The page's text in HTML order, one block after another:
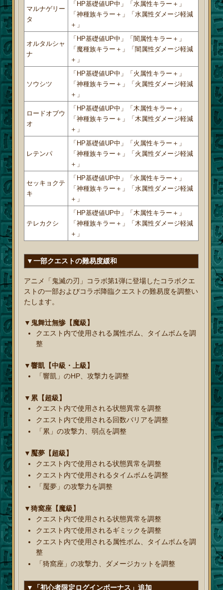
マルナゲリー
タ
「HP基礎値UP中」「水属性キラー＋」
「神種族キラー＋」「水属性ダメージ軽減
＋」
オルタルシャ
ナ
「HP基礎値UP中」「闇属性キラー＋」
「魔種族キラー＋」「闇属性ダメージ軽減
＋」
ソウシツ
「HP基礎値UP中」「火属性キラー＋」
「神種族キラー＋」「火属性ダメージ軽減
＋」
ロードオブウ
オ
「HP基礎値UP中」「木属性キラー＋」
「神種族キラー＋」「木属性ダメージ軽減
＋」
レテンパ
「HP基礎値UP中」「火属性キラー＋」
「神種族キラー＋」「火属性ダメージ軽減
＋」
セッキョクテ
キ
「HP基礎値UP中」「水属性キラー＋」
「神種族キラー＋」「水属性ダメージ軽減
＋」
テレカクシ
「HP基礎値UP中」「木属性キラー＋」
「神種族キラー＋」「木属性ダメージ軽減
＋」
▼一部クエストの難易度緩和
アニメ「鬼滅の刃」コラボ第1弾に登場したコラボクエ
ストの一部およびコラボ降臨クエストの難易度を調整い
たします。
▼鬼舞辻󠄀無惨【魔級】
クエスト内で使用される属性ボム、タイムボムを調
整
▼響凱【中級・上級】
「響凱」のHP、攻撃力を調整
▼累【超級】
クエスト内で使用される状態異常を調整
クエスト内で使用される回数バリアを調整
「累」の攻撃力、弱点を調整
▼魘夢【超級】
クエスト内で使用される状態異常を調整
クエスト内で使用されるタイムボムを調整
「魘夢」の攻撃力を調整
▼猗窩座【魔級】
クエスト内で使用される状態異常を調整
クエスト内で使用されるギミックを調整
クエスト内で使用される属性ボム、タイムボムを調
整
「猗窩座」の攻撃力、ダメージカットを調整
▼「初心者限定ログインボーナス」追加